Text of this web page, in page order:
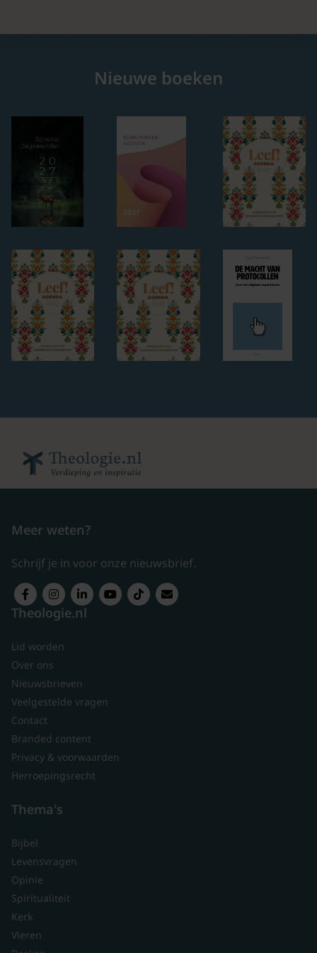
Nieuwe boeken
Meer weten?
Schrijf je in voor onze nieuwsbrief.
Theologie.nl
Lid worden
Over ons
Nieuwsbrieven
Veelgestelde vragen
Contact
Branded content
Privacy & voorwaarden
Herroepingsrecht
Thema's
Bijbel
Levensvragen
Opinie
Spiritualiteit
Kerk
Vieren